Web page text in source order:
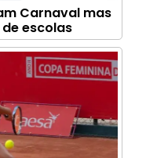
Carnaval mas
escolas